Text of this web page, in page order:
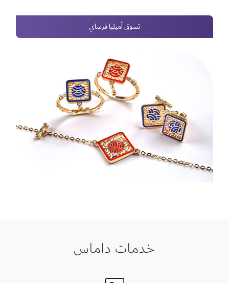
تسوق أميليا فرساي
خدمات داماس